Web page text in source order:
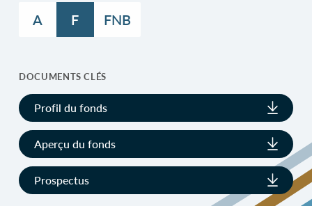
A F FNB
DOCUMENTS CLÉS
Profil du fonds
Aperçu du fonds
Prospectus